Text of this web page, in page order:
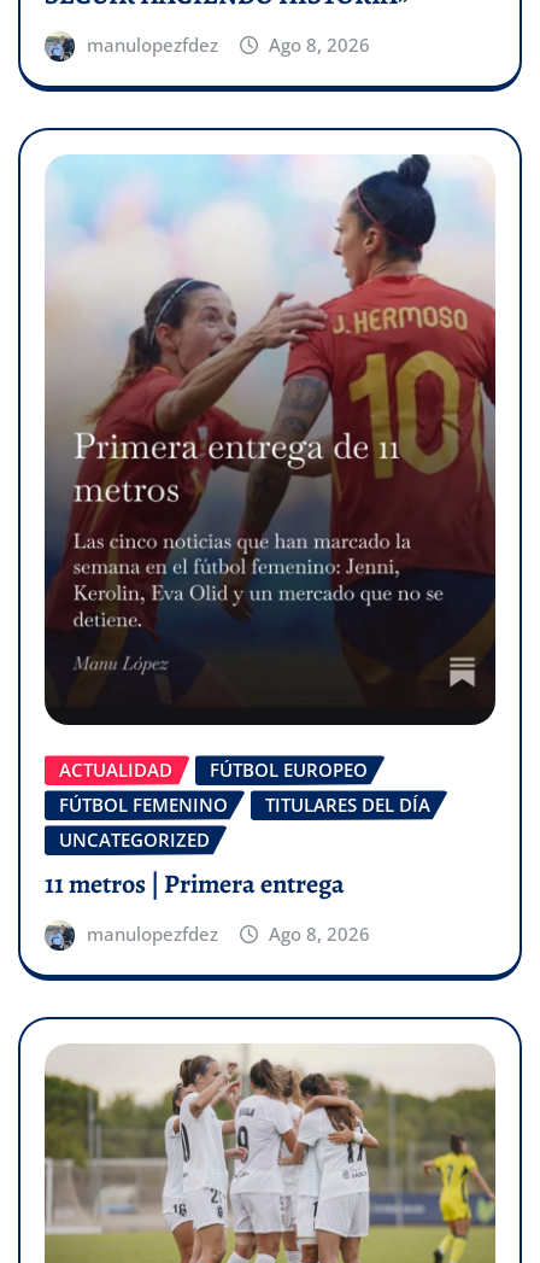
manulopezfdez Ago 8, 2026
ACTUALIDAD
FÚTBOL EUROPEO
FÚTBOL FEMENINO
TITULARES DEL DÍA
UNCATEGORIZED
11 metros | Primera entrega
manulopezfdez Ago 8, 2026